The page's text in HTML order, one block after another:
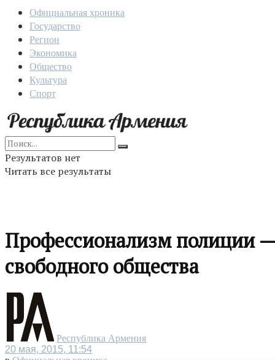
Официальная хроника
Государство
Регион
Экономика
Общество
Культура
Спорт
Результатов нет
Читать все результаты
Профессионализм полиции
свободного общества
Республика Армения
20 мая, 2015, 11:54